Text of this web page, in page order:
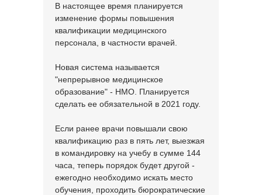
В настоящее время планируется
изменение формы повышения
квалификации медицинского
персонала, в частности врачей.
Новая система называется
"непрерывное медицинское
образование" - НМО. Планируется
сделать ее обязательной в 2021 году.
Если ранее врачи повышали свою
квалификацию раз в пять лет, выезжая
в командировку на учебу в сумме 144
часа, теперь порядок будет другой -
ежегодно необходимо искать место
обучения, проходить бюрократические